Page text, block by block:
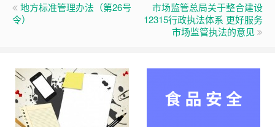
地方标准管理办法（第26号
令）
市场监管总局关于整合建设
12315行政执法体系 更好服务
市场监管执法的意见